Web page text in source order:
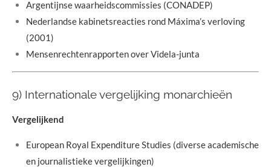
Argentijnse waarheidscommissies (CONADEP)
Nederlandse kabinetsreacties rond Máxima’s verloving
(2001)
Mensenrechtenrapporten over Videla-junta
9) Internationale vergelijking monarchieën
Vergelijkend
European Royal Expenditure Studies (diverse academische
en journalistieke vergelijkingen)